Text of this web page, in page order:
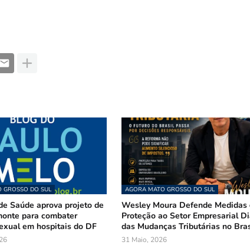
GROSSO DO SUL
Saúde aprova projeto de
para combater
em hospitais do DF
AGORA MATO GROSSO DO SUL
Wesley Moura Defende Medidas
Proteção ao Setor Empresarial
das Mudanças Tributárias no
31 Maio, 2026